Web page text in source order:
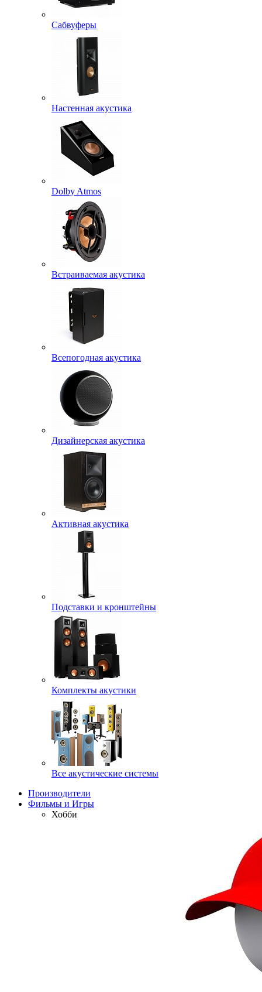
Сабвуферы
Настенная акустика
Dolby Atmos
Встраиваемая акустика
Всепогодная акустика
Дизайнерская акустика
Активная акустика
Подставки и кронштейны
Комплекты акустики
Все акустические системы
Производители
Фильмы и Игры
Хобби